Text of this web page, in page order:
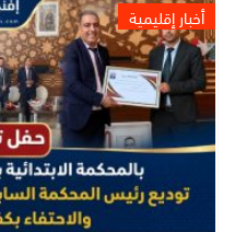
أخبار إقليمية